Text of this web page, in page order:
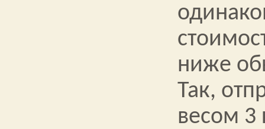
ниже
Так,
весом 3